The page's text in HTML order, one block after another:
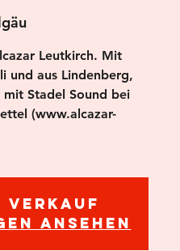
Leutkirch. Mit
und aus Lindenberg,
Stadel Sound bei
(www.alcazar-
Verkauf
ansehen